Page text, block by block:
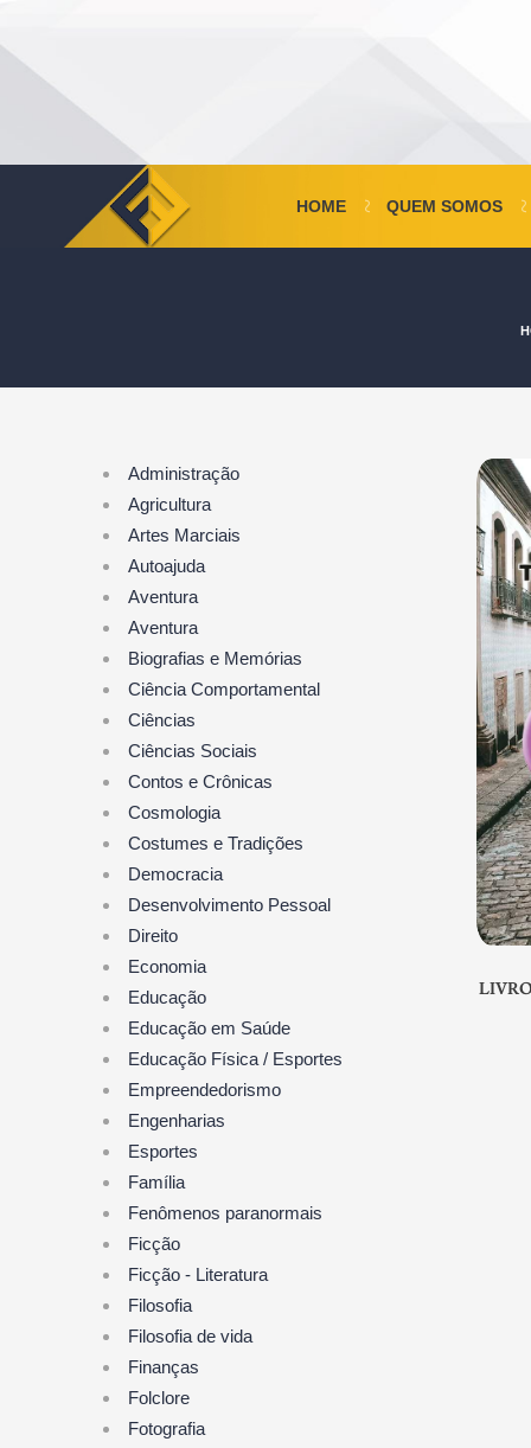
HOME QUEM SOMOS
Administração
Agricultura
Artes Marciais
Autoajuda
Aventura
Aventura
Biografias e Memórias
Ciência Comportamental
Ciências
Ciências Sociais
Contos e Crônicas
Cosmologia
Costumes e Tradições
Democracia
Desenvolvimento Pessoal
Direito
Economia
Educação
Educação em Saúde
Educação Física / Esportes
Empreendedorismo
Engenharias
Esportes
Família
Fenômenos paranormais
Ficção
Ficção - Literatura
Filosofia
Filosofia de vida
Finanças
Folclore
Fotografia